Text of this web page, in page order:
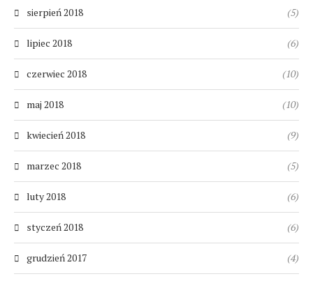
sierpień 2018 (5)
lipiec 2018 (6)
czerwiec 2018 (10)
maj 2018 (10)
kwiecień 2018 (9)
marzec 2018 (5)
luty 2018 (6)
styczeń 2018 (6)
grudzień 2017 (4)